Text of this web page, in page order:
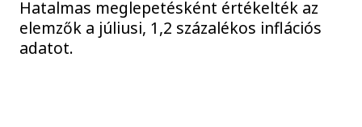
Hatalmas meglepetésként értékelték az
elemzők a júliusi, 1,2 százalékos inflációs
adatot.